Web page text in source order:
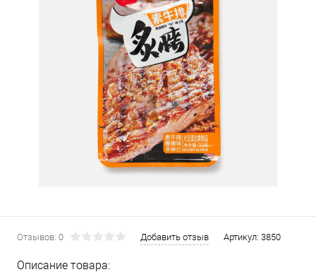
Отзывов: 0 Добавить отзыв Артикул: 3850
Описание товара: